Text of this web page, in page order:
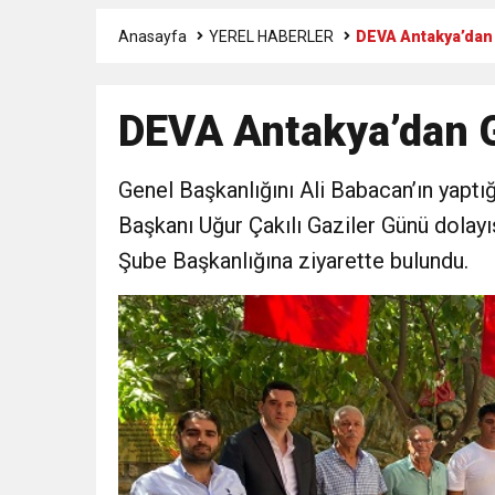
6:19 HBB BAŞKANI
17:36 KURUMLAR VERGİSİ
1:00 İTSO İŞ-KUR SGK
21:40 CEYLANDERE’DE
18:22 BAŞKAN SAMİ
Anasayfa YEREL HABERLER DEVA
DEVA
Genel Başkanlığını Ali Babacan’ın
Başkanı Uğur Çakılı Gaziler Günü
Şube Başkanlığına ziyarette bulundu.